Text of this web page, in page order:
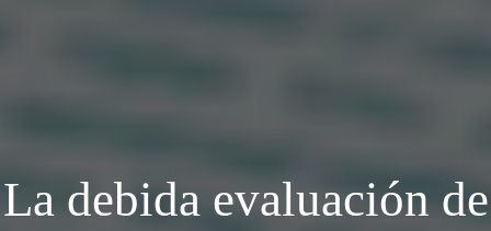
La debida evaluación de